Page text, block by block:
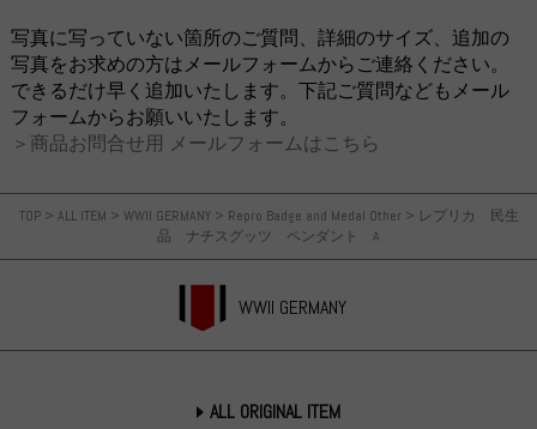
TOP> ALL ITEM > WWII GERMANY> Repro Badge and Medal Other > レプリカ 民生
品 ナチスグッツ ペンダント A
WWII GERMANY
ALL ORIGINAL ITEM
写真に写っていない箇所のご質問、詳細のサイズ、追加の
写真をお求めの方はメールフォームからご連絡ください。
できるだけ早く追加いたします。下記ご質問などもメール
フォームからお願いいたします。
＞商品お問合せ用 メールフォームはこちら